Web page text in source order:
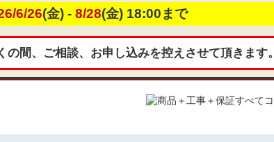
6/26(金) - 8/28(金) 18:00まで
間、ご相談、お申し込みを控えさせて頂きます。